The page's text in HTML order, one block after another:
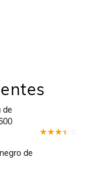
de
de